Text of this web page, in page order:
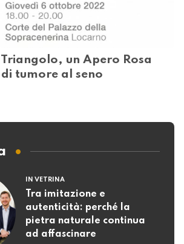
un Apero Rosa
tumore al seno
IN VETRINA
Tra imitazione e
autenticità: perché la
pietra naturale continua
ad affascinare